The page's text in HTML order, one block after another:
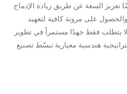
تعزيز السعة عن طريق زيادة الإدماج
على مرونة كافية لتعهيد
يتطلب فقط جهدًا مستمراً في تطوير
هندسية معيارية تبسّط تصنيع